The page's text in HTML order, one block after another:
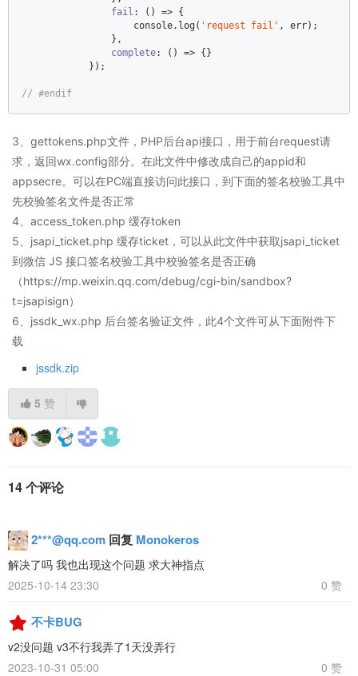
fail : () => {
console.log( 'request fail' , err);
                },
complete: () => {}
            });
// #endif
3、gettokens.php文件，PHP后台api接口，用于前台request请
求，返回wx.config部分。在此文件中修改成自己的appid和
appsecre。可以在PC端直接访问此接口，到下面的签名校验工具中
先校验签名文件是否正常
4、access_token.php 缓存token
5、jsapi_ticket.php 缓存ticket，可以从此文件中获取jsapi_ticket
到微信 JS 接口签名校验工具中校验签名是否正确
（https://mp.weixin.qq.com/debug/cgi-bin/sandbox?
t=jsapisign）
6、jssdk_wx.php 后台签名验证文件，此4个文件可从下面附件下
载
jssdk.zip
5 赞
14 个评论
2***@qq.com 回复 Monokeros
解决了吗 我也出现这个问题 求大神指点
2025-10-14 23:30
0 赞
不卡BUG
v2没问题 v3不行我弄了1天没弄行
2023-10-31 05:00
0 赞